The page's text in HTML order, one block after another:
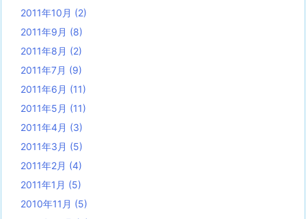
2011年10月 (2)
2011年9月 (8)
2011年8月 (2)
2011年7月 (9)
2011年6月 (11)
2011年5月 (11)
2011年4月 (3)
2011年3月 (5)
2011年2月 (4)
2011年1月 (5)
2010年11月 (5)